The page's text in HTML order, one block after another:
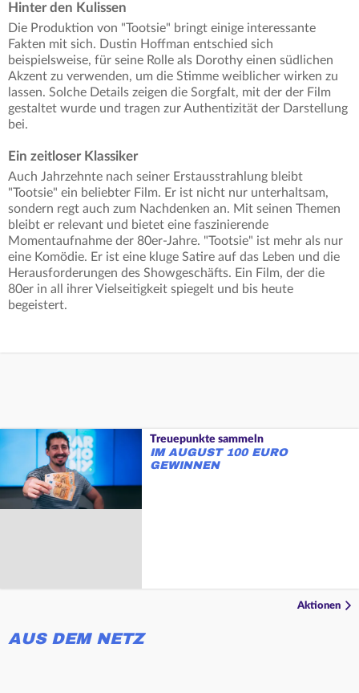
Hinter den Kulissen
Die Produktion von "Tootsie" bringt einige interessante
Fakten mit sich. Dustin Hoffman entschied sich
beispielsweise, für seine Rolle als Dorothy einen südlichen
Akzent zu verwenden, um die Stimme weiblicher wirken zu
lassen. Solche Details zeigen die Sorgfalt, mit der der Film
gestaltet wurde und tragen zur Authentizität der Darstellung
bei.
Ein zeitloser Klassiker
Auch Jahrzehnte nach seiner Erstausstrahlung bleibt
"Tootsie" ein beliebter Film. Er ist nicht nur unterhaltsam,
sondern regt auch zum Nachdenken an. Mit seinen Themen
bleibt er relevant und bietet eine faszinierende
Momentaufnahme der 80er-Jahre. "Tootsie" ist mehr als nur
eine Komödie. Er ist eine kluge Satire auf das Leben und die
Herausforderungen des Showgeschäfts. Ein Film, der die
80er in all ihrer Vielseitigkeit spiegelt und bis heute
begeistert.
Treuepunkte sammeln
IM AUGUST 100 EURO
GEWINNEN
Aktionen
AUS DEM NETZ